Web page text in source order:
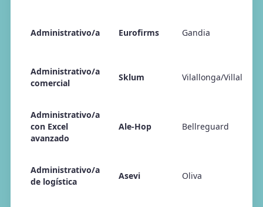
Administrativo/a Eurofirms Gandia
Administrativo/a
comercial
Sklum Vilallonga/Villalonga
Administrativo/a
con Excel
avanzado
Ale-Hop Bellreguard
Administrativo/a
de logística
Asevi Oliva